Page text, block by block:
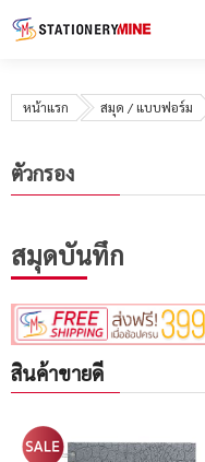
หน้าแรก สมุด / แบบฟอร์ม
สมุดบันทึก
สินค้าขายดี
ตัวกรอง